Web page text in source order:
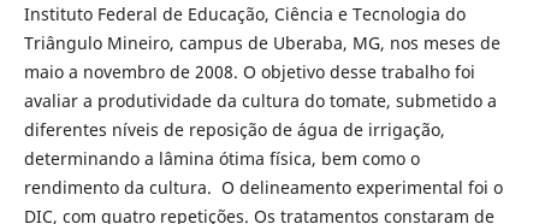
Instituto Federal de Educação, Ciência e Tecnologia do
Triângulo Mineiro, campus de Uberaba, MG, nos meses de
maio a novembro de 2008. O objetivo desse trabalho foi
avaliar a produtividade da cultura do tomate, submetido a
diferentes níveis de reposição de água de irrigação,
determinando a lâmina ótima física, bem como o
rendimento da cultura. O delineamento experimental foi o
DIC, com quatro repetições. Os tratamentos constaram de